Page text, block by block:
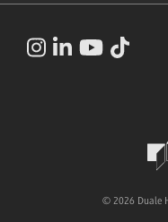
© 2026 Duale